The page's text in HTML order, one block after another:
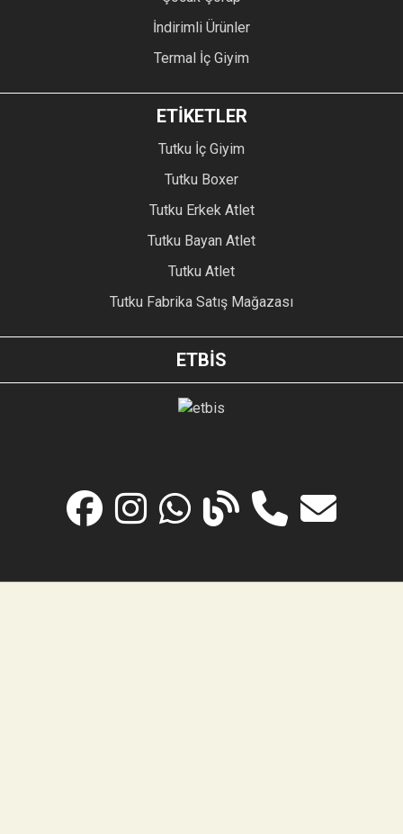
İndirimli Ürünler
Termal İç Giyim
ETİKETLER
Tutku İç Giyim
Tutku Boxer
Tutku Erkek Atlet
Tutku Bayan Atlet
Tutku Atlet
Tutku Fabrika Satış Mağazası
ETBİS